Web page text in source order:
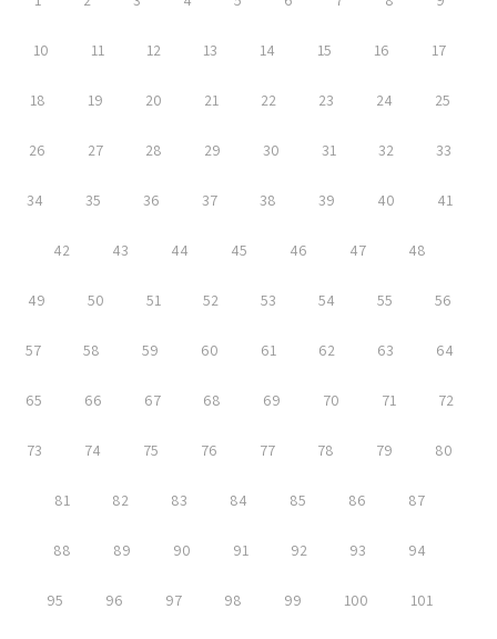
10 11 12 13 14 15 16 17
18 19 20 21 22 23 24 25
26 27 28 29 30 31 32 33
34 35 36 37 38 39 40 41
42 43 44 45 46 47 48
49 50 51 52 53 54 55 56
57 58 59 60 61 62 63 64
65 66 67 68 69 70 71 72
73 74 75 76 77 78 79 80
81 82 83 84 85 86 87
88 89 90 91 92 93 94
95 96 97 98 99 100 101